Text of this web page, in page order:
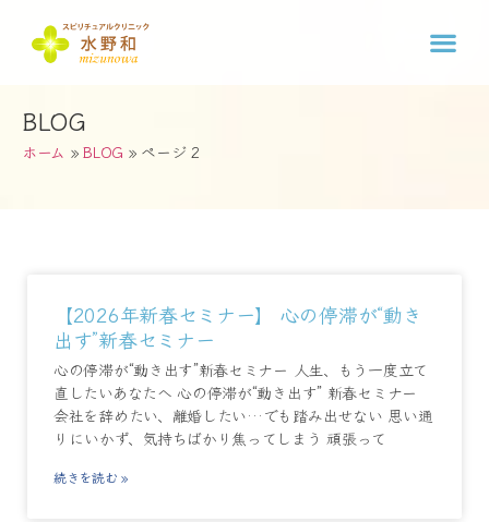
BLOG
ホーム »BLOG » ページ 2
【2026年新春セミナー】 心の停滞が“動き
出す”新春セミナー
心の停滞が“動き出す”新春セミナー 人生、もう一度立て
直したいあなたへ 心の停滞が“動き出す” 新春セミナー
会社を辞めたい、離婚したい…でも踏み出せない 思い通
りにいかず、気持ちばかり焦ってしまう 頑張って
続きを読む »